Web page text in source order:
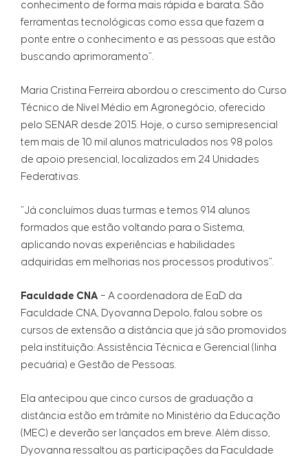
conhecimento de forma mais rápida e barata. São
ferramentas tecnológicas como essa que fazem a
ponte entre o conhecimento e as pessoas que estão
buscando aprimoramento”.
Maria Cristina Ferreira abordou o crescimento do Curso
Técnico de Nível Médio em Agronegócio, oferecido
pelo SENAR desde 2015. Hoje, o curso semipresencial
tem mais de 10 mil alunos matriculados nos 98 polos
de apoio presencial, localizados em 24 Unidades
Federativas.
“Já concluímos duas turmas e temos 914 alunos
formados que estão voltando para o Sistema,
aplicando novas experiências e habilidades
adquiridas em melhorias nos processos produtivos”.
Faculdade CNA – A coordenadora de EaD da
Faculdade CNA, Dyovanna Depolo, falou sobre os
cursos de extensão a distância que já são promovidos
pela instituição: Assistência Técnica e Gerencial (linha
pecuária) e Gestão de Pessoas.
Ela antecipou que cinco cursos de graduação a
distância estão em trâmite no Ministério da Educação
(MEC) e deverão ser lançados em breve. Além disso,
Dyovanna ressaltou as participações da Faculdade